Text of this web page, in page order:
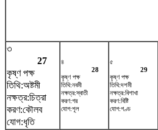
৩
27
কৃষ্ণ পক্ষ
তিথি:অষ্টমী
নক্ষত্র:চিত্রা
করণ:কৌলব
যোগ:ধৃতি
৪
28
কৃষ্ণ পক্ষ
তিথি:নবমী
নক্ষত্র:স্বাতী
করণ:গর
যোগ:শূল
৫
29
কৃষ্ণ পক্ষ
তিথি:দশমী
নক্ষত্র:বিশাখা
করণ:বিষ্টি
যোগ:গণ্ড